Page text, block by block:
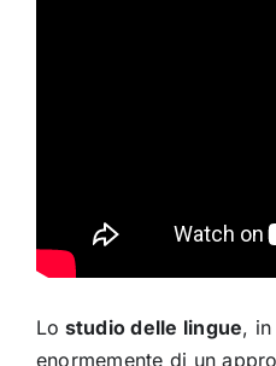
Lo studio delle lingue,
enormemente di un